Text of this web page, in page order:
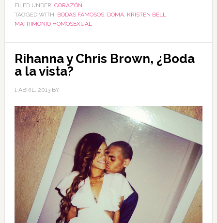
FILED UNDER: CORAZÓN
TAGGED WITH: BODAS FAMOSOS, DOMA, KRISTEN BELL,
MATRIMONIO HOMOSEXUAL
Rihanna y Chris Brown, ¿Boda
a la vista?
1 ABRIL, 2013BY